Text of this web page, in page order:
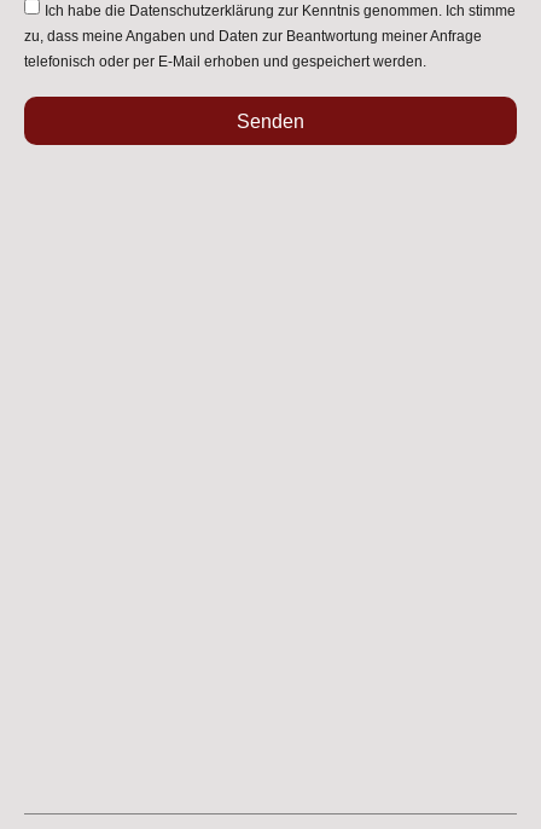
Ich habe die Datenschutzerklärung zur Kenntnis genommen. Ich stimme
zu, dass meine Angaben und Daten zur Beantwortung meiner Anfrage
telefonisch oder per E-Mail erhoben und gespeichert werden.
Senden